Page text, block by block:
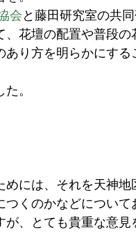
会と藤田研究室の共
花壇の配置や普段
り方を明らかにす
。
には、それを天神
くのかなどについて
、とても貴重な意見